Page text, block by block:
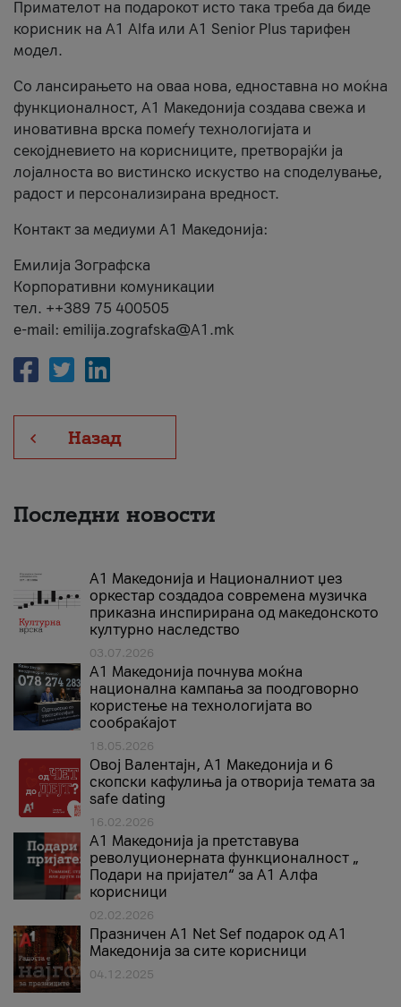
Примателот на подарокот исто така треба да биде
корисник на А1 Alfa или A1 Senior Plus тарифен
модел.
Со лансирањето на оваа нова, едноставна но моќна
функционалност, А1 Македонија создава свежа и
иновативна врска помеѓу технологијата и
секојдневието на корисниците, претворајќи ја
лојалноста во вистинско искуство на споделување,
радост и персонализирана вредност.
Контакт за медиуми А1 Македонија:
Емилија Зографска
Корпоративни комуникации
тел. ++389 75 400505
e-mail: emilija.zografska@A1.mk
Назад
Последни новости
А1 Македонија и Националниот џез
оркестар создадоа современа музичка
приказна инспирирана од македонското
културно наследство
03.07.2026
A1 Македонија почнува моќна
национална кампања за поодговорно
користење на технологијата во
сообраќајот
18.05.2026
Овој Валентајн, A1 Македонија и 6
скопски кафулиња ја отворија темата за
safe dating
16.02.2026
А1 Македонија ја претставува
револуционерната функционалност „
Подари на пријател“ за А1 Алфа
корисници
02.02.2026
Празничен A1 Net Sеf подарок од А1
Македонија за сите корисници
04.12.2025